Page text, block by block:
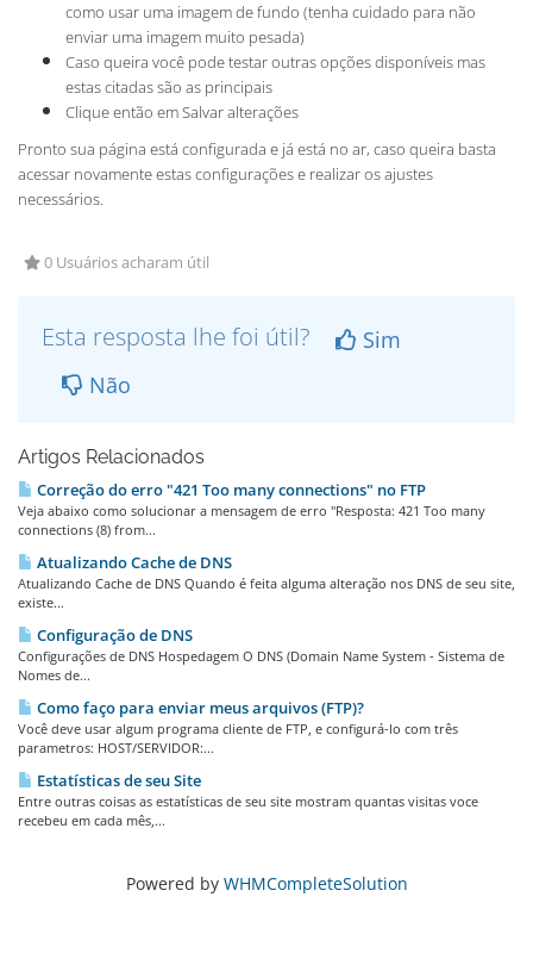
como usar uma imagem de fundo (tenha cuidado para não
enviar uma imagem muito pesada)
Caso queira você pode testar outras opções disponíveis mas
estas citadas são as principais
Clique então em Salvar alterações
Pronto sua página está configurada e já está no ar, caso queira basta
acessar novamente estas configurações e realizar os ajustes
necessários.
0 Usuários acharam útil
Esta resposta lhe foi útil?
Sim
Não
Artigos Relacionados
Correção do erro "421 Too many connections" no FTP
Veja abaixo como solucionar a mensagem de erro "Resposta: 421 Too many
connections (8) from...
Atualizando Cache de DNS
Atualizando Cache de DNS Quando é feita alguma alteração nos DNS de seu site,
existe...
Configuração de DNS
Configurações de DNS Hospedagem O DNS (Domain Name System - Sistema de
Nomes de...
Como faço para enviar meus arquivos (FTP)?
Você deve usar algum programa cliente de FTP, e configurá-lo com três
parametros: HOST/SERVIDOR:...
Estatísticas de seu Site
Entre outras coisas as estatísticas de seu site mostram quantas visitas voce
recebeu em cada mês,...
Powered by WHMCompleteSolution